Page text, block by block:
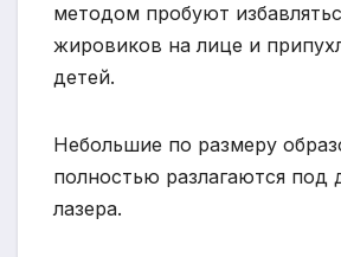
методом пробуют
жировиков на лице и
детей.
Небольшие по размеру
полностью разлагаются под
лазера.